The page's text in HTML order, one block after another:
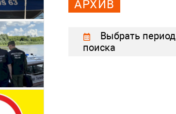
АРХИВ
Выбрать период
поиска